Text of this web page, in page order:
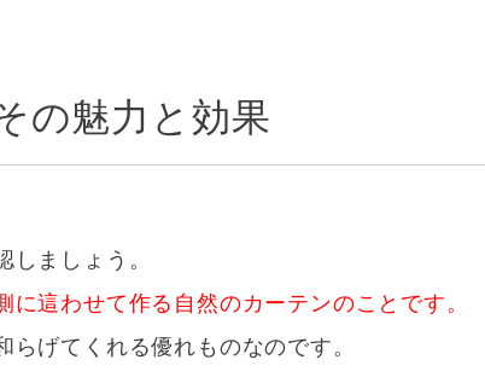
の魅力と効果
ましょう。
這わせて作る自然のカーテンのことです。
げてくれる優れものなのです。